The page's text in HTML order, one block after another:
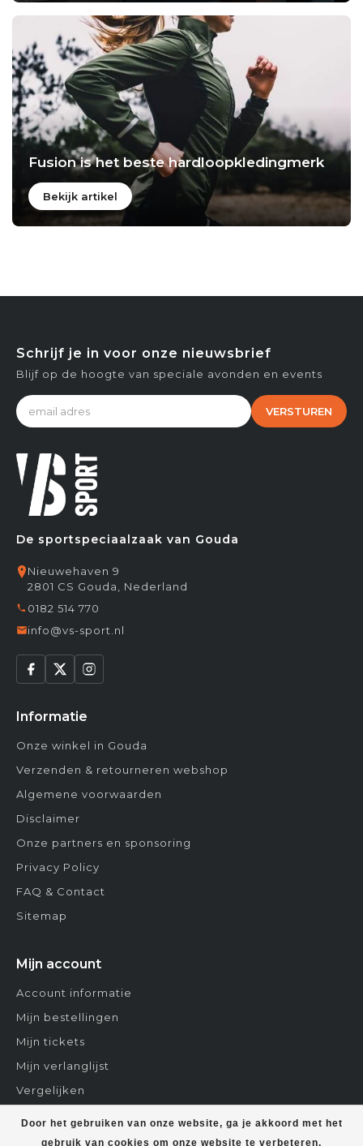
Fusion is het beste hardloopkledingmerk
Bekijk artikel
Door het gebruiken van onze website, ga je akkoord met het
gebruik van cookies om onze website te verbeteren.
De sportspeciaalzaak van Gouda
Nieuwehaven 9
2801 CS Gouda, Nederland
0182 514 770
info@vs-sport.nl
Informatie
Onze winkel in Gouda
Verzenden & retourneren webshop
Algemene voorwaarden
Disclaimer
Onze partners en sponsoring
Privacy Policy
FAQ & Contact
Sitemap
Mijn account
Account informatie
Mijn bestellingen
Mijn tickets
Mijn verlanglijst
Vergelijken
Schrijf je in voor onze nieuwsbrief
Blijf op de hoogte van speciale avonden en events
VERSTUREN